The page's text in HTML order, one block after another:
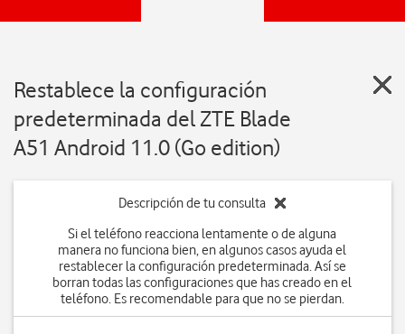
Restablece la configuración
predeterminada del ZTE Blade
A51 Android 11.0 (Go edition)
Descripción de tu consulta
Si el teléfono reacciona lentamente o de alguna
manera no funciona bien, en algunos casos ayuda el
restablecer la configuración predeterminada. Así se
borran todas las configuraciones que has creado en el
teléfono. Es recomendable para que no se pierdan.